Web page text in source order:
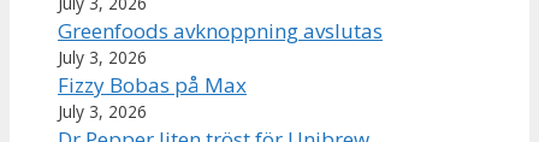
Greenfoods avknoppning avslutas
July 3, 2026
Fizzy Bobas på Max
July 3, 2026